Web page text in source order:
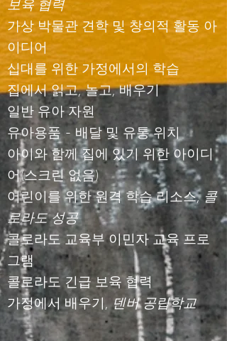
보육 협력
가상 박물관 견학 및 창의적 활동 아
이디어
십대를 위한 가정에서의 학습
집에서 읽고, 놀고, 배우기
일반 유아 자원
유아용품 - 배달 및 유통 위치
아이와 함께 집에 있기 위한 아이디
어(스크린 없음)
어린이를 위한 원격 학습 리소스, 콜
로라도 성공
콜로라도 교육부 이민자 교육 프로
그램
콜로라도 긴급 보육 협력
가정에서 배우기,덴버 공립학교